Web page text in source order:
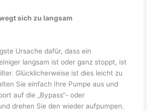
sich zu langsam
Ursache dafür, dass ein
langsam ist oder ganz stoppt, ist
Glücklicherweise ist dies leicht zu
Sie einfach Ihre Pumpe aus und
auf die „Bypass“- oder
drehen Sie den wieder aufpumpen.